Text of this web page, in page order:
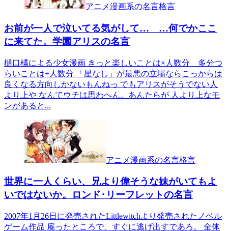
アニメ漫画系の名言格言
お前が一人で泣いてる気がして… …何でかここ
に来てた。学園アリスの名言
樋口橘による少女漫画 きっと楽しいことは×人数分 多分つ
らいことは÷人数分 「星なし」が最悪の立場ならこっからは
良くなる方向しかないもんねっ でもアリスがそうでない人
より上や なんてウチは思わへん。あんたらが 人より上なモ
ンがあると...
アニメ漫画系の名言格言
世界に一人くらい、兄より偉そうな妹がいてもよ
いではないか。ロンド･リーフレットの名言
2007年1月26日に発売されたLittlewitchより発売されたノベル
ゲーム作品 雇ったところで、すぐに逃げ出すであろ。 全体